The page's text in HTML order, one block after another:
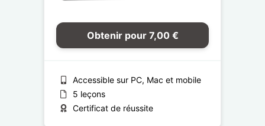
Obtenir pour 7,00 €
Accessible sur PC, Mac et mobile
5 leçons
Certificat de réussite